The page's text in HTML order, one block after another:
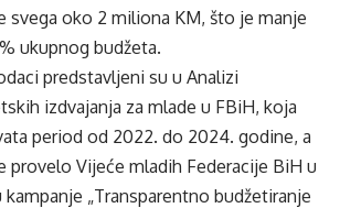
svega oko 2 miliona KM, što je manje
ukupnog budžeta.
predstavljeni su u Analizi
izdvajanja za mlade u FBiH, koja
period od 2022. do 2024. godine, a
provelo Vijeće mladih Federacije BiH u
kampanje „Transparentno budžetiranje